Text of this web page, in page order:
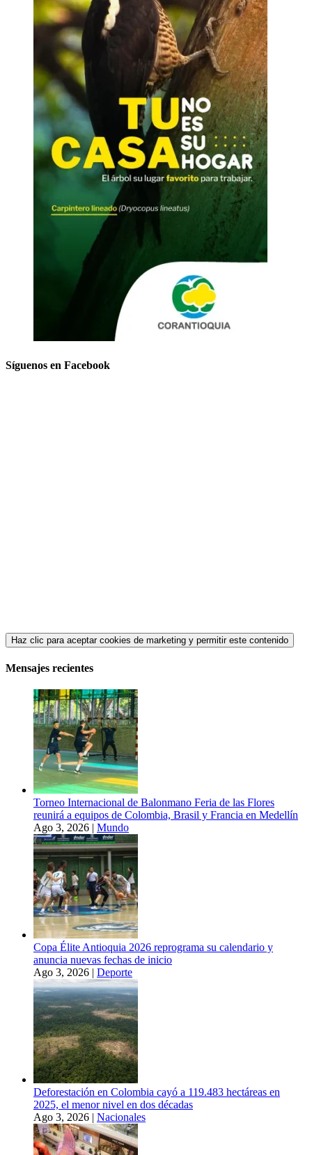
Síguenos en Facebook
Haz clic para aceptar cookies de marketing y permitir este contenido
Mensajes recientes
Torneo Internacional de Balonmano Feria de las Flores
reunirá a equipos de Colombia, Brasil y Francia en Medellín
Ago 3, 2026 | Mundo
Copa Élite Antioquia 2026 reprograma su calendario y
anuncia nuevas fechas de inicio
Ago 3, 2026 | Deporte
Deforestación en Colombia cayó a 119.483 hectáreas en
2025, el menor nivel en dos décadas
Ago 3, 2026 | Nacionales